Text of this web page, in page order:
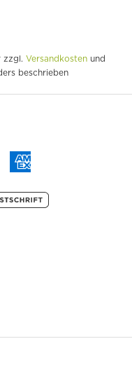
zzgl. Versandkosten und
beschrieben